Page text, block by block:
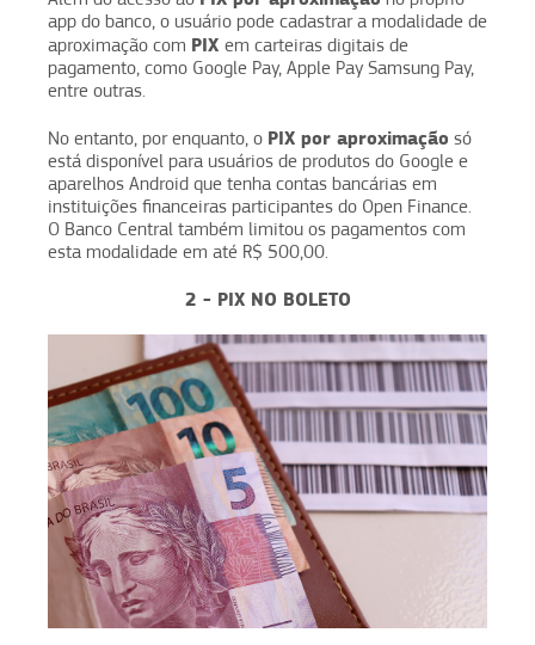
app do banco, o usuário pode cadastrar a modalidade de
aproximação com PIX em carteiras digitais de
pagamento, como Google Pay, Apple Pay Samsung Pay,
entre outras.
No entanto, por enquanto, o PIX por aproximação só
está disponível para usuários de produtos do Google e
aparelhos Android que tenha contas bancárias em
instituições financeiras participantes do Open Finance.
O Banco Central também limitou os pagamentos com
esta modalidade em até R$ 500,00.
2 - PIX NO BOLETO